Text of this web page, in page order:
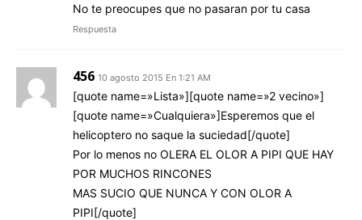
No te preocupes que no pasaran por tu casa
Respuesta
456 10 agosto 2015 En 1:21 AM
[quote name=»Lista»][quote name=»2 vecino»]
[quote name=»Cualquiera»]Esperemos que el
helicoptero no saque la suciedad[/quote]
Por lo menos no OLERA EL OLOR A PIPI QUE HAY
POR MUCHOS RINCONES
MAS SUCIO QUE NUNCA Y CON OLOR A
PIPI[/quote]